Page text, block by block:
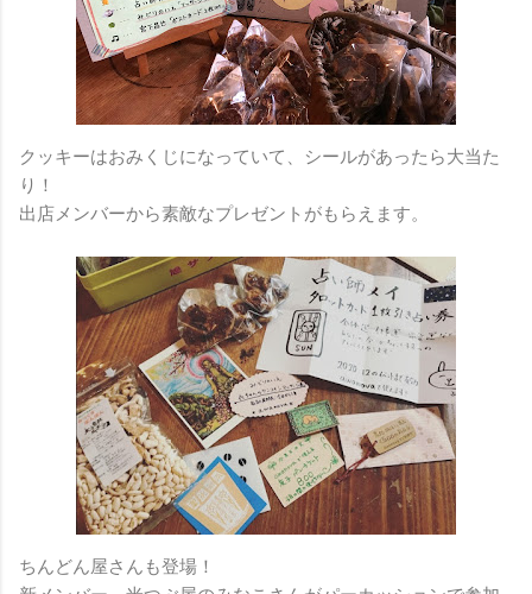
クッキーはおみくじになっていて、シールがあったら大当た
り！
出店メンバーから素敵なプレゼントがもらえます。
ちんどん屋さんも登場！